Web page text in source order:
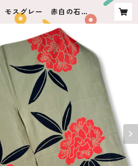
スグレー 赤白の石楠
usagiya ashikaga